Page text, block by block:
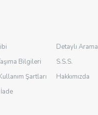
Bilgileri
Şartları
Detaylı Arama
S.S.S.
Hakkımızda